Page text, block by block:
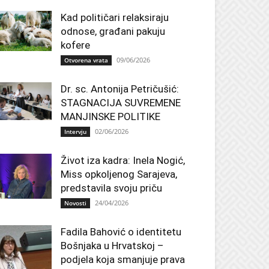
Kad političari relaksiraju
odnose, građani pakuju
kofere
Otvorena vrata 09/06/2026
Dr. sc. Antonija Petričušić:
STAGNACIJA SUVREMENE
MANJINSKE POLITIKE
Intervju 02/06/2026
Život iza kadra: Inela Nogić,
Miss opkoljenog Sarajeva,
predstavila svoju priču
Novosti 24/04/2026
Fadila Bahović o identitetu
Bošnjaka u Hrvatskoj –
podjela koja smanjuje prava